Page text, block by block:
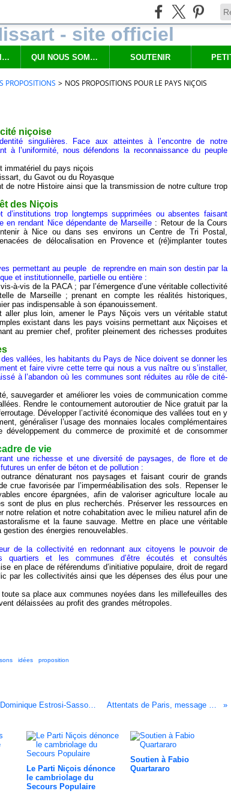
NOS PROPOSITIONS QUI NOUS SOMMES SOUTENIR
PROPOSITIONS > NOS PROPOSITIONS POUR LE PAYS NIÇOIS
niçoise
singulières. Face aux atteintes à l’encontre de notre
à l’uniformité, nous défendons la reconnaissance du peuple
immatériel du pays niçois
du Gavot ou du Royasque
de notre Histoire ainsi que la transmission de notre culture trop
des Niçois
d’institutions trop longtemps supprimées ou absentes faisant
en rendant Nice dépendante de Marseille : Retour de la Cours
à Nice ou dans ses environs un Centre de Tri Postal,
de délocalisation en Provence et (ré)implanter toutes
permettant au peuple de reprendre en main son destin par la
et institutionnelle, partielle ou entière :
à-vis de la PACA ; par l’émergence d’une véritable collectivité
de Marseille ; prenant en compte les réalités historiques,
pas indispensable à son épanouissement.
aller plus loin, amener le Pays Niçois vers un véritable statut
existant dans les pays voisins permettant aux Niçoises et
au premier chef, profiter pleinement des richesses produites
vallées, les habitants du Pays de Nice doivent se donner les
et faire vivre cette terre qui nous a vus naître ou s’installer,
à l’abandon où les communes sont réduites au rôle de cité-
sauvegarder et améliorer les voies de communication comme
Rendre le contournement autoroutier de Nice gratuit par la
Développer l’activité économique des vallées tout en y
généraliser l’usage des monnaies locales complémentaires
du commerce de proximité et de consommer
de vie
une richesse et une diversité de paysages, de flore et de
un enfer de béton et de pollution :
dénaturant nos paysages et faisant courir de grands
crue favorisée par l’imperméabilisation des sols. Repenser le
encore épargnées, afin de valoriser agriculture locale au
sont de plus en plus recherchés. Préserver les ressources en
notre relation et notre cohabitation avec le milieu naturel afin de
et la faune sauvage. Mettre en place une véritable
des énergies renouvelables.
de la collectivité en redonnant aux citoyens le pouvoir de
et les communes d’être écoutés et consultés
en place de référendums d’initiative populaire, droit de regard
par les collectivités ainsi que les dépenses des élus pour une
sa place aux communes noyées dans les millefeuilles des
délaissées au profit des grandes métropoles.
idées proposition
Communiqué du Parti Niçois suite aux propos de Dominique Estrosi-Sassone sur les langues régionales : Attentats de Paris, message du Parti Niçois
Le Parti Niçois dénonce
le cambriolage du
Secours Populaire
Soutien à Fabio
Quartararo